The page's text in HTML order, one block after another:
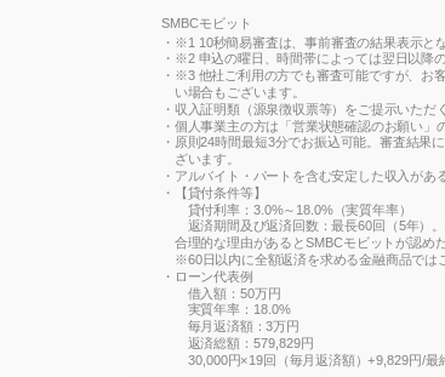
SMBCモビット
※1 10秒簡易審査は、事前審査の結果表示と
※2 申込の曜日、時間帯によっては翌日以降
※3 他社ご利用の方でも審査可能ですが、お
い場合もございます。
収入証明類（源泉徴収票等）をご提示いただ
個人事業主の方は「営業状態確認のお願い」
原則24時間最短3分でお振込可能。審査結果
ざいます。
アルバイト・パートを含む安定した収入があ
【貸付条件等】
貸付利率：3.0%～18.0%（実質年率）
返済期間及び返済回数：最長60回（5年）
合理的な理由があるとSMBCモビットが認め
※60日以内に全額返済を求める金融商品では
ローン代表例
借入額：50万円
実質年率：18.0%
毎月返済額：3万円
返済総額：579,829円
30,000円×19回（毎月返済額）+9,829円/最